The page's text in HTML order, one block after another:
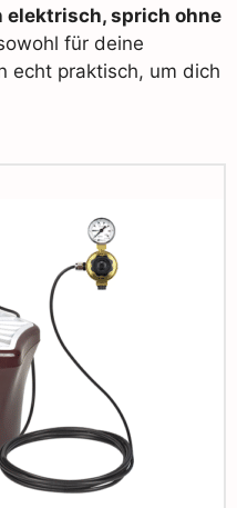
sprich ohne
für deine
echt praktisch, um dich